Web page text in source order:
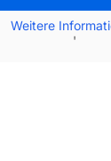
Weitere
'